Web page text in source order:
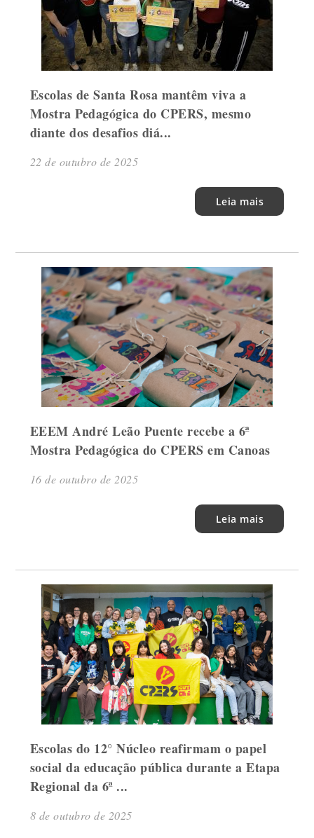
Escolas de Santa Rosa mantêm viva a
Mostra Pedagógica do CPERS, mesmo
diante dos desafios diá...
22 de outubro de 2025
Leia mais
EEEM André Leão Puente recebe a 6ª
Mostra Pedagógica do CPERS em Canoas
16 de outubro de 2025
Leia mais
Escolas do 12° Núcleo reafirmam o papel
social da educação pública durante a Etapa
Regional da 6ª ...
8 de outubro de 2025